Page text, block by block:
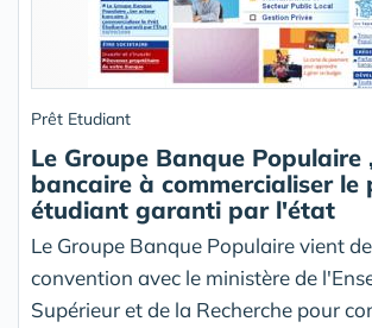
Prêt Etudiant
Le Groupe Banque Populaire
bancaire à commercialiser le
étudiant garanti par l'état
Le Groupe Banque Populaire vient
convention avec le ministère de
Supérieur et de la Recherche pour